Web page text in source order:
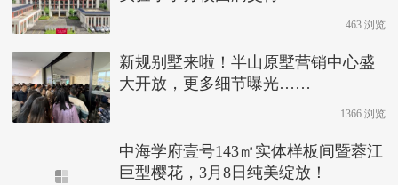
463 浏览
新规别墅来啦！半山原墅营销中心盛
大开放，更多细节曝光……
1366 浏览
中海学府壹号143㎡实体样板间暨蓉江
巨型樱花，3月8日纯美绽放！